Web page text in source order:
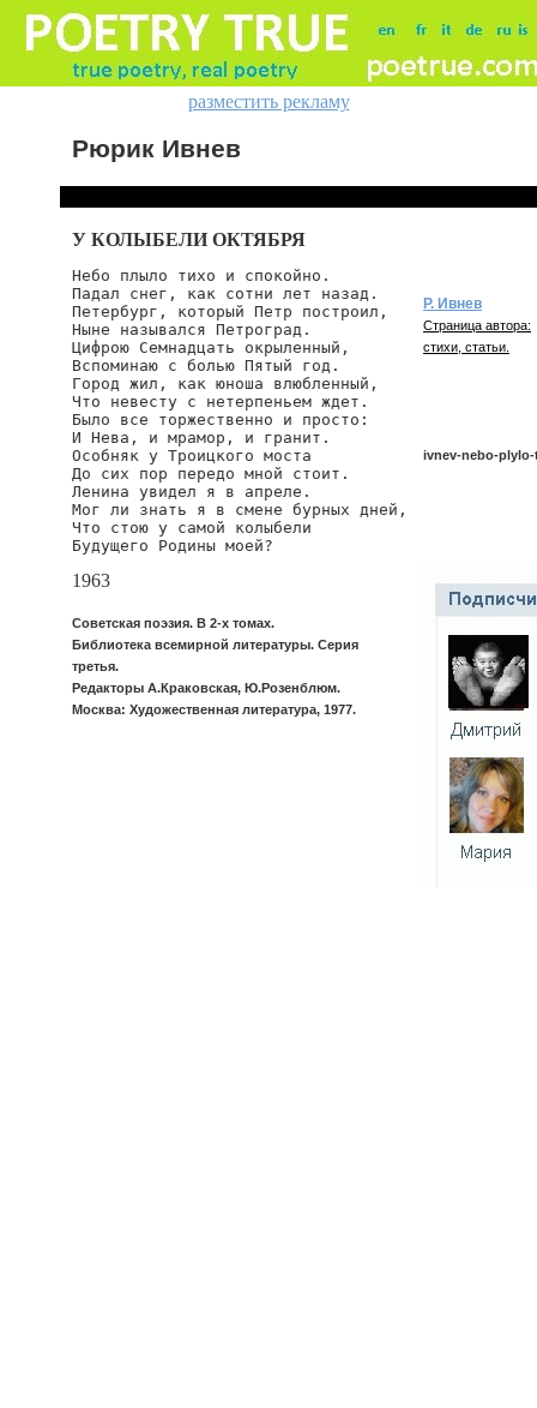
разместить рекламу
Рюрик Ивнев
У КОЛЫБЕЛИ ОКТЯБРЯ
Небо плыло тихо и спокойно.
Падал снег, как сотни лет назад.
Петербург, который Петр построил,
Ныне назывался Петроград.
Цифрою Семнадцать окрыленный,
Вспоминаю с болью Пятый год.
Город жил, как юноша влюбленный,
Что невесту с нетерпеньем ждет.
Было все торжественно и просто:
И Нева, и мрамор, и гранит.
Особняк у Троицкого моста
До сих пор передо мной стоит.
Ленина увидел я в апреле.
Мог ли знать я в смене бурных дней,
Что стою у самой колыбели
Будущего Родины моей?
1963
Советская поэзия. В 2-х томах.
Библиотека всемирной литературы. Серия
третья.
Редакторы А.Краковская, Ю.Розенблюм.
Москва: Художественная литература, 1977.
Р. Ивнев
Страница автора:
стихи, статьи.
ivnev-nebo-